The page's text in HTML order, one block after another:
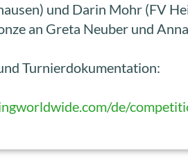
und Darin Mohr (FV
an Greta Neuber und
Turnierdokumentation:
de/